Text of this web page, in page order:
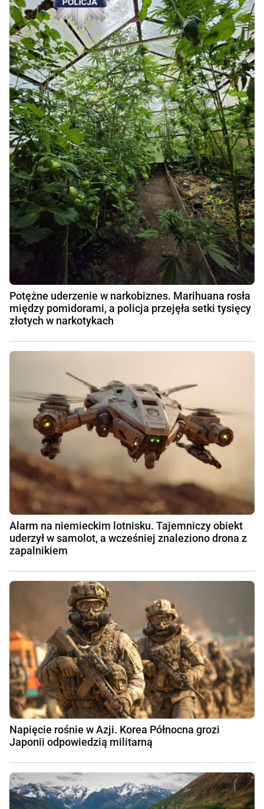
Potężne uderzenie w narkobiznes. Marihuana rosła
między pomidorami, a policja przejęła setki tysięcy
złotych w narkotykach
Alarm na niemieckim lotnisku. Tajemniczy obiekt
uderzył w samolot, a wcześniej znaleziono drona z
zapalnikiem
Napięcie rośnie w Azji. Korea Północna grozi
Japonii odpowiedzią militarną